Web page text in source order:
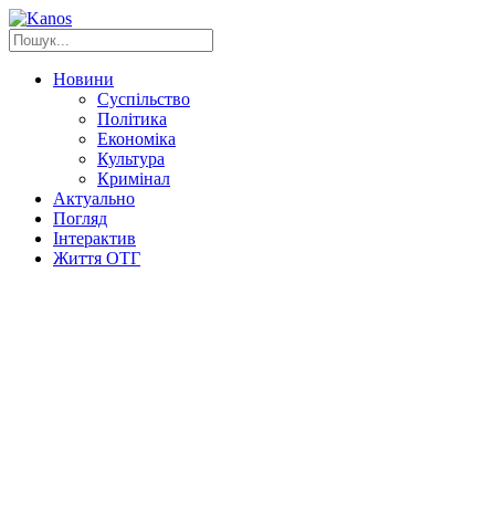
Новини
Суспільство
Політика
Економіка
Культура
Кримінал
Актуально
Погляд
Інтерактив
Життя ОТГ